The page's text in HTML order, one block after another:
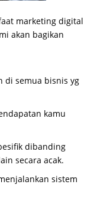
marketing digital
akan bagikan
di semua bisnis yg
kamu
dibanding
secara acak.
sistem